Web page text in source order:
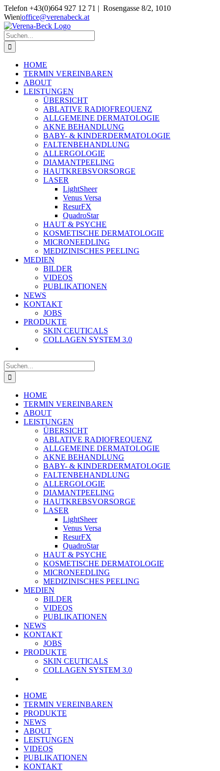
Skip
to
content
Telefon +43(0)664 927 12 71 | Rosengasse 8/2, 1010
Wien|office@verenabeck.at
Suche
nach:
HOME
TERMIN VEREINBAREN
ABOUT
LEISTUNGEN
ÜBERSICHT
ABLATIVE RADIOFREQUENZ
ALLGEMEINE DERMATOLOGIE
AKNE BEHANDLUNG
BABY- & KINDERDERMATOLOGIE
FALTENBEHANDLUNG
ALLERGOLOGIE
DIAMANTPEELING
HAUTKREBSVORSORGE
LASER
LightSheer
Venus Versa
ResurFX
QuadroStar
HAUT & PSYCHE
KOSMETISCHE DERMATOLOGIE
MICRONEEDLING
MEDIZINISCHES PEELING
MEDIEN
BILDER
VIDEOS
PUBLIKATIONEN
NEWS
KONTAKT
JOBS
PRODUKTE
SKIN CEUTICALS
COLLAGEN SYSTEM 3.0
Suche
nach:
HOME
TERMIN VEREINBAREN
ABOUT
LEISTUNGEN
ÜBERSICHT
ABLATIVE RADIOFREQUENZ
ALLGEMEINE DERMATOLOGIE
AKNE BEHANDLUNG
BABY- & KINDERDERMATOLOGIE
FALTENBEHANDLUNG
ALLERGOLOGIE
DIAMANTPEELING
HAUTKREBSVORSORGE
LASER
LightSheer
Venus Versa
ResurFX
QuadroStar
HAUT & PSYCHE
KOSMETISCHE DERMATOLOGIE
MICRONEEDLING
MEDIZINISCHES PEELING
MEDIEN
BILDER
VIDEOS
PUBLIKATIONEN
NEWS
KONTAKT
JOBS
PRODUKTE
SKIN CEUTICALS
COLLAGEN SYSTEM 3.0
HOME
TERMIN VEREINBAREN
PRODUKTE
NEWS
ABOUT
LEISTUNGEN
VIDEOS
PUBLIKATIONEN
KONTAKT